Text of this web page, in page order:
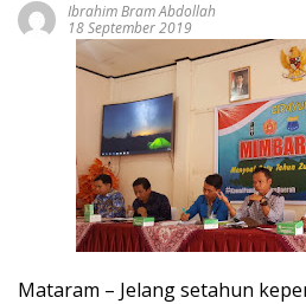
Ibrahim Bram Abdollah
18 September 2019
Mataram – Jelang setahun